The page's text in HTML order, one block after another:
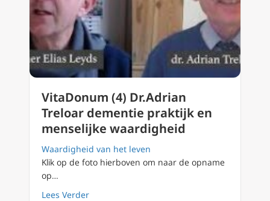
VitaDonum (4) Dr.Adrian
Treloar dementie praktijk en
menselijke waardigheid
Waardigheid van het leven
Klik op de foto hierboven om naar de opname
op…
Lees Verderabout VitaDonum (4) Dr.Adrian Treloar